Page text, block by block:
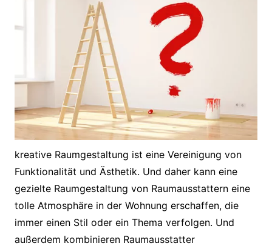
kreative Raumgestaltung ist eine Vereinigung von
Funktionalität und Ästhetik. Und daher kann eine
gezielte Raumgestaltung von Raumausstattern eine
tolle Atmosphäre in der Wohnung erschaffen, die
immer einen Stil oder ein Thema verfolgen. Und
außerdem kombinieren Raumausstatter